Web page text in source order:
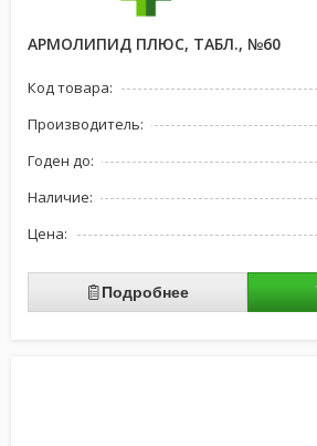
АРМОЛИПИД ПЛЮС, ТАБЛ., №60
Код товара:
Производитель:
Годен до:
Наличие:
Цена:
Подробнее